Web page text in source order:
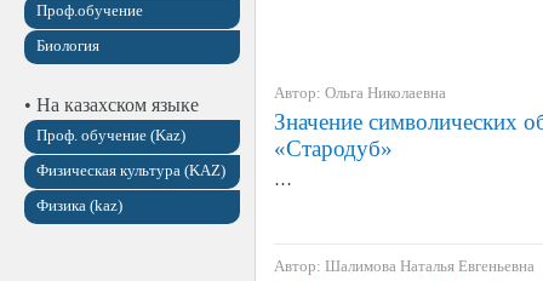
Проф.обучение
Биология
• На казахском языке
Проф. обучение (Kaz)
Физическая культура (KAZ)
Физика (kaz)
Автор: Ольга Николаевна
Значение символических
«Стародуб»
…
Автор: Шалимова Наталья Евгеньевна